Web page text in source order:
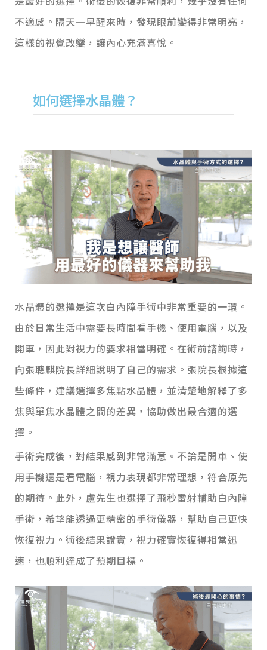
不適感。隔天一早醒來時，發現眼前變得非常明亮，
這樣的視覺改變，讓內心充滿喜悅。
如何選擇水晶體？
水晶體的選擇是這次白內障手術中非常重要的一環。
由於日常生活中需要長時間看手機、使用電腦，以及
開車，因此對視力的要求相當明確。 在術前諮詢時，
向張聰麒院長詳細說明了自己的需求。張院長根據這
些條件，建議選擇多焦點水晶體，並清楚地解釋了多
焦與單焦水晶體之間的差異，協助做出最合適的選
擇。
手術完成後，對結果感到非常滿意。不論是開車、使
用手機還是看電腦，視力表現都非常理想，符合原先
的期待。 此外，盧先生也選擇了飛秒雷射輔助白內障
手術，希望能透過更精密的手術儀器，幫助自己更快
恢復視力。術後結果證實，視力確實恢復得相當迅
速，也順利達成了預期目標。